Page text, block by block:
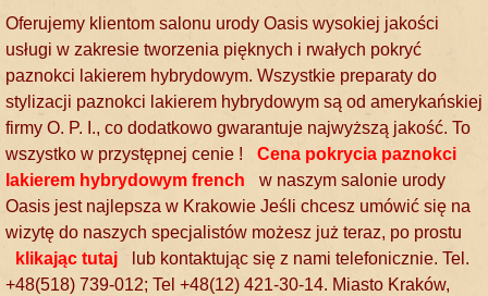
Oferujemy klientom salonu urody Oasis wysokiej jakości
usługi w zakresie tworzenia pięknych i rwałych pokryć
paznokci lakierem hybrydowym. Wszystkie preparaty do
stylizacji paznokci lakierem hybrydowym są od amerykańskiej
firmy O. P. I., co dodatkowo gwarantuje najwyższą jakość. To
wszystko w przystępnej cenie !
Cena pokrycia paznokci
lakierem hybrydowym french
w naszym salonie urody
Oasis jest najlepsza w Krakowie Jeśli chcesz umówić się na
wizytę do naszych specjalistów możesz już teraz, po prostu
klikając tutaj
lub kontaktując się z nami telefonicznie. Tel.
+48(518) 739-012; Tel +48(12) 421-30-14. Miasto Kraków,